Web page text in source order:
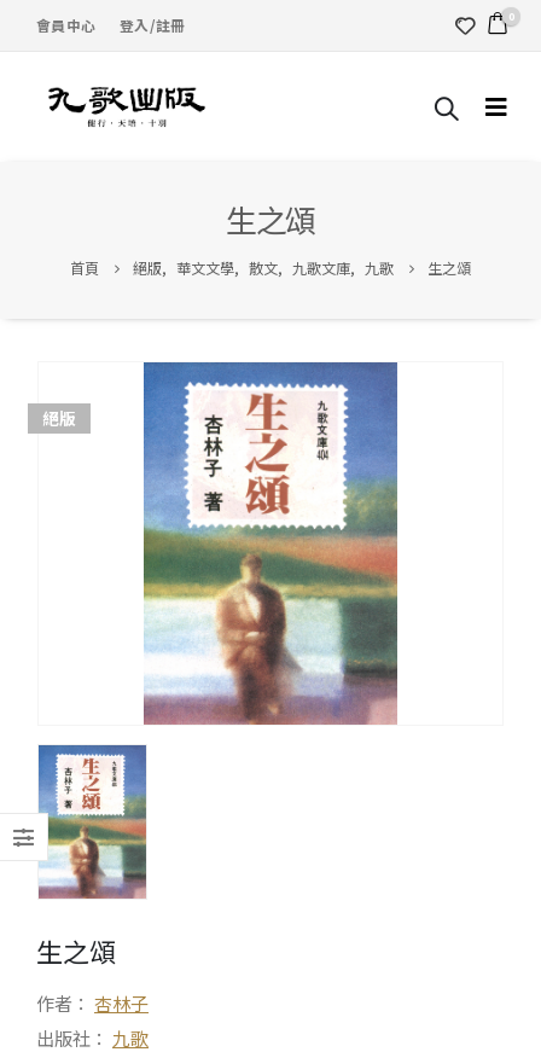
會員中心 登入/註冊 0
生之頌
首頁 絕版, 華文文學, 散文, 九歌文庫, 九歌 生之頌
絕版
生之頌
作者： 杏林子
出版社： 九歌